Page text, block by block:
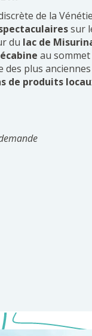
de la
sur
du lac de
au sommet
des plus
de produits